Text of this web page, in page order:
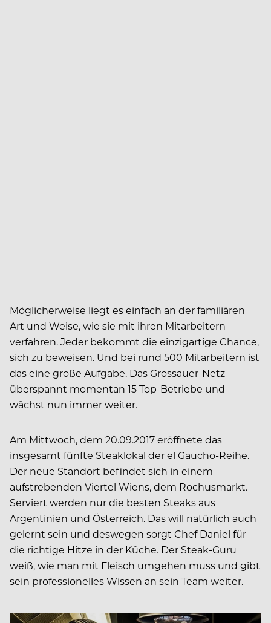
Möglicherweise liegt es einfach an der familiären
Art und Weise, wie sie mit ihren Mitarbeitern
verfahren. Jeder bekommt die einzigartige Chance,
sich zu beweisen. Und bei rund 500 Mitarbeitern ist
das eine große Aufgabe. Das Grossauer-Netz
überspannt momentan 15 Top-Betriebe und
wächst nun immer weiter.
Am Mittwoch, dem 20.09.2017 eröffnete das
insgesamt fünfte Steaklokal der el Gaucho-Reihe.
Der neue Standort befindet sich in einem
aufstrebenden Viertel Wiens, dem Rochusmarkt.
Serviert werden nur die besten Steaks aus
Argentinien und Österreich. Das will natürlich auch
gelernt sein und deswegen sorgt Chef Daniel für
die richtige Hitze in der Küche. Der Steak-Guru
weiß, wie man mit Fleisch umgehen muss und gibt
sein professionelles Wissen an sein Team weiter.